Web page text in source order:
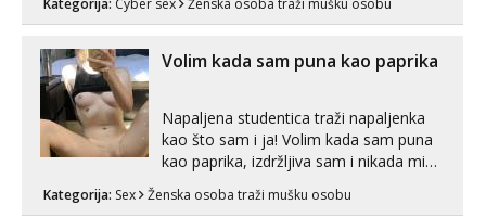
Hvala.
Kategorija: Cyber sex Ženska osoba traži mušku osobu
Volim kada sam puna kao paprika
Napaljena studentica traži napaljenka
kao što sam i ja! Volim kada sam puna
kao paprika, izdržljiva sam i nikada mi
puta dnevno bilo kad i bilo gdje zato se
Kategorija: Sex Ženska osoba traži mušku osobu